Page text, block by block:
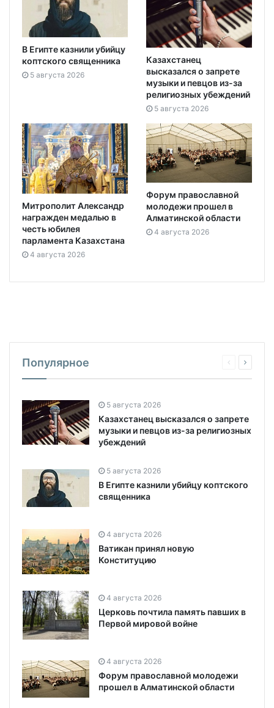
В Египте казнили убийцу
коптского священника
5 августа 2026
Казахстанец
высказался о запрете
музыки и певцов из-за
религиозных убеждений
5 августа 2026
Митрополит Александр
награжден медалью в
честь юбилея
парламента Казахстана
4 августа 2026
Форум православной
молодежи прошел в
Алматинской области
4 августа 2026
Популярное
5 августа 2026
Казахстанец высказался о запрете
музыки и певцов из-за религиозных
убеждений
5 августа 2026
В Египте казнили убийцу коптского
священника
4 августа 2026
Ватикан принял новую
Конституцию
4 августа 2026
Церковь почтила память павших в
Первой мировой войне
4 августа 2026
Форум православной молодежи
прошел в Алматинской области